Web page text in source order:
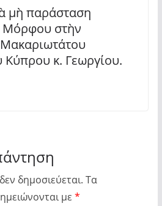
μὴ παράσταση
Μόρφου στὴν
Κύπρου κ. Γεωργίου.
δημοσιεύεται. Τα
με *